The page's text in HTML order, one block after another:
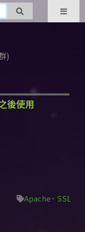
)
後使用
Apache
SSL